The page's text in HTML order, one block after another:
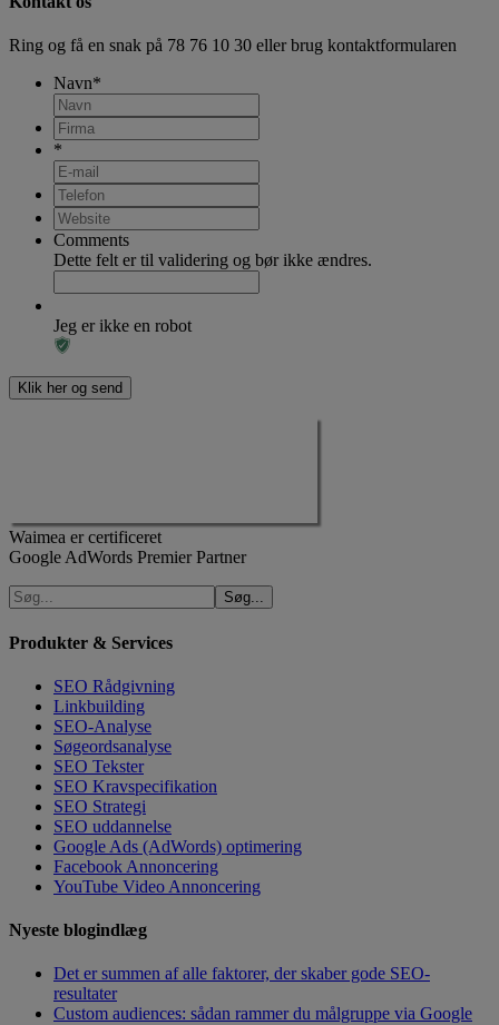
Ring og få en snak på 78 76 10 30 eller brug kontaktformularen
Navn*
*
Comments
Dette felt er til validering og bør ikke ændres.
Jeg er ikke en robot
Waimea er certificeret
Google AdWords Premier Partner
Produkter & Services
SEO Rådgivning
Linkbuilding
SEO-Analyse
Søgeordsanalyse
SEO Tekster
SEO Kravspecifikation
SEO Strategi
SEO uddannelse
Google Ads (AdWords) optimering
Facebook Annoncering
YouTube Video Annoncering
Nyeste blogindlæg
Det er summen af alle faktorer, der skaber gode SEO-
resultater
Custom audiences: sådan rammer du målgruppe via Google